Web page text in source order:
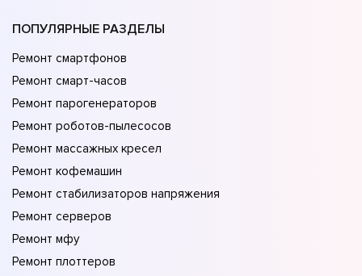
ПОПУЛЯРНЫЕ РАЗДЕЛЫ
Ремонт смартфонов
Ремонт смарт-часов
Ремонт парогенераторов
Ремонт роботов-пылесосов
Ремонт массажных кресел
Ремонт кофемашин
Ремонт стабилизаторов напряжения
Ремонт серверов
Ремонт мфу
Ремонт плоттеров